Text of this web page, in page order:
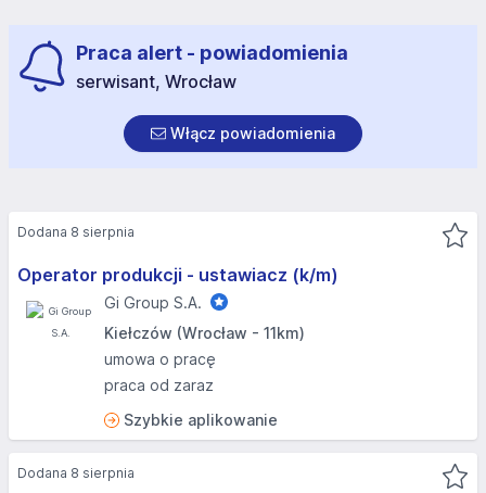
Praca alert - powiadomienia
serwisant, Wrocław
Włącz powiadomienia
Operator produkcji - ustawiacz (k/m)
Gi Group S.A.
Kiełczów (Wrocław - 11km)
umowa o pracę
praca od zaraz
Szybkie aplikowanie
Dodana 8 sierpnia
Dodana 8 sierpnia